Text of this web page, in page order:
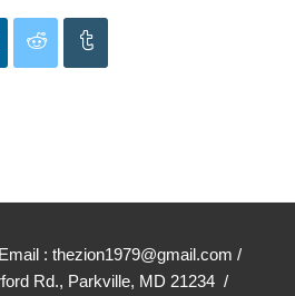
: thezion1979@gmail.com /
Rd., Parkville, MD 21234 /